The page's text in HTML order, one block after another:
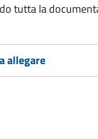
tutta la
allegare